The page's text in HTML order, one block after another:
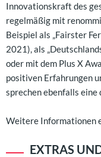
Innovationskraft des
regelmäßig mit
Beispiel als „Fairster
2021), als
oder mit dem Plus X
positiven Erfahrungen
sprechen ebenfalls eine
Weitere Informationen
EXTRAS